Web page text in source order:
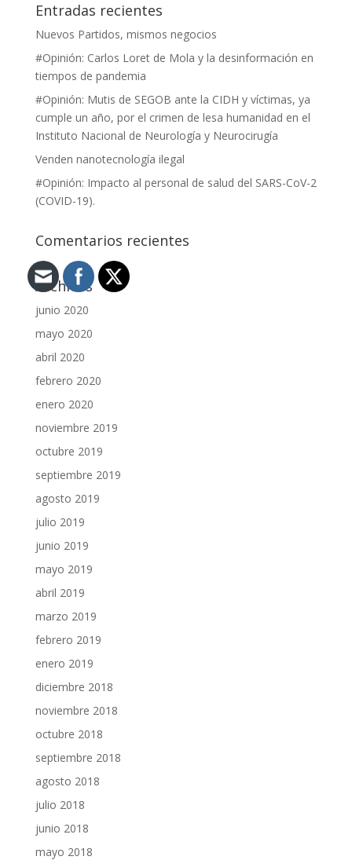
Entradas recientes
Nuevos Partidos, mismos negocios
#Opinión: Carlos Loret de Mola y la desinformación en
tiempos de pandemia
#Opinión: Mutis de SEGOB ante la CIDH y víctimas, ya
cumple un año, por el crimen de lesa humanidad en el
Instituto Nacional de Neurología y Neurocirugía
Venden nanotecnología ilegal
#Opinión: Impacto al personal de salud del SARS-CoV-2
(COVID-19).
Comentarios recientes
Archivos
junio 2020
mayo 2020
abril 2020
febrero 2020
enero 2020
noviembre 2019
octubre 2019
septiembre 2019
agosto 2019
julio 2019
junio 2019
mayo 2019
abril 2019
marzo 2019
febrero 2019
enero 2019
diciembre 2018
noviembre 2018
octubre 2018
septiembre 2018
agosto 2018
julio 2018
junio 2018
mayo 2018